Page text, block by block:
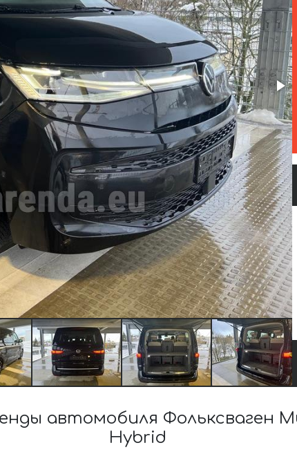
автомобиля Фольксваген
Hybrid